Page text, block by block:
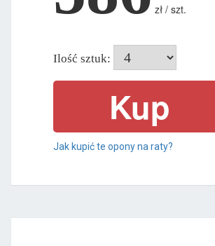
zł / szt.
Ilość sztuk:
Jak kupić te opony na raty?